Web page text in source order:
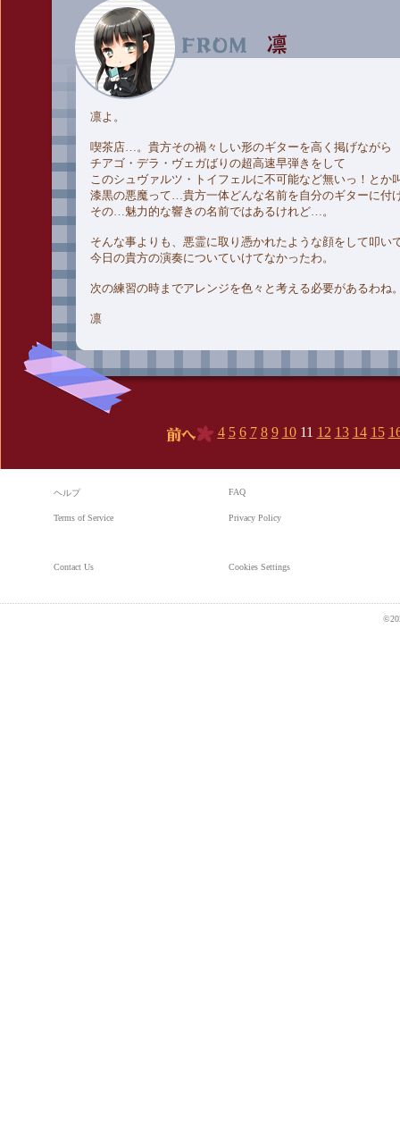
凛よ。
喫茶店…。貴方その禍々しい形のギターを高く掲げながら
チアゴ・デラ・ヴェガばりの超高速早弾きをして
このシュヴァルツ・トイフェルに不可能など無いっ！と
漆黒の悪魔って…貴方一体どんな名前を自分のギターに付
その…魅力的な響きの名前ではあるけれど…。
そんな事よりも、悪霊に取り憑かれたような顔をして叩い
今日の貴方の演奏についていけてなかったわ。
次の練習の時までアレンジを色々と考える必要があるわね
凛
4 5 6 7 8 9 10 11 12 13 14 15
ヘルプ FAQ
Terms of Service Privacy Policy
Contact Us Cookies Settings